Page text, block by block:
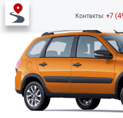
Контакты: +7